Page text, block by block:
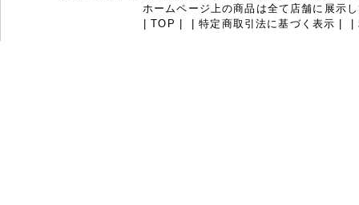
ホームページ上の商品は全て店舗に展示
|TOP |特定商取引法に基づく表示 |